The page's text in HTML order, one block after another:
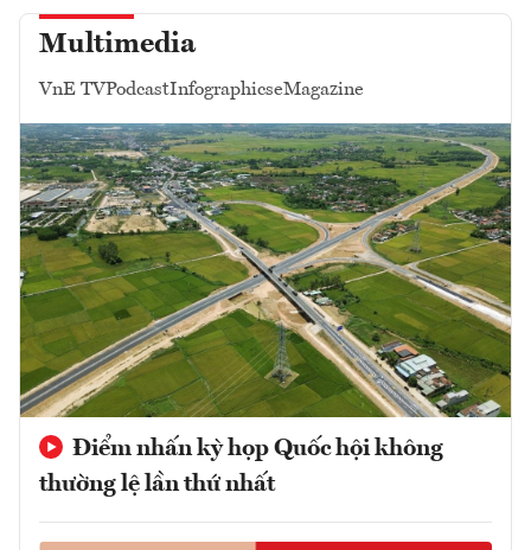
Multimedia
VnE TVPodcastInfographicseMagazine
Điểm nhấn kỳ họp Quốc hội không
thường lệ lần thứ nhất